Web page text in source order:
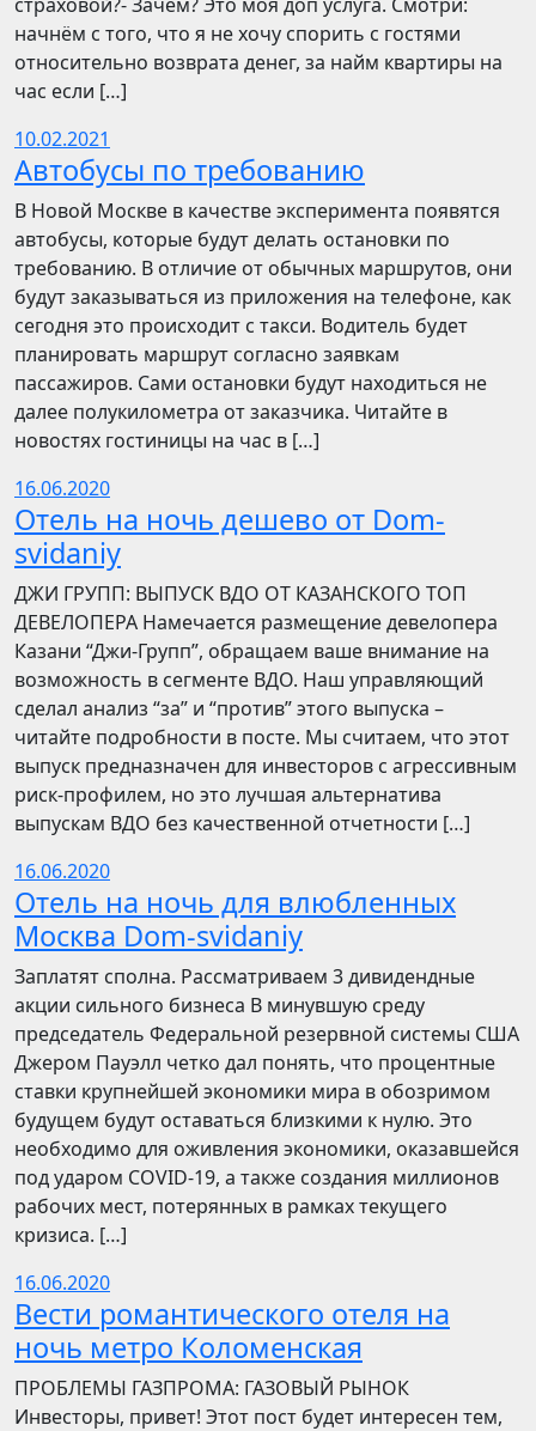
начнём с того, что я не хочу спорить с гостями
относительно возврата денег, за найм квартиры на
час если […]
10.02.2021
Автобусы по требованию
В Новой Москве в качестве эксперимента появятся
автобусы, которые будут делать остановки по
требованию. В отличие от обычных маршрутов, они
будут заказываться из приложения на телефоне, как
сегодня это происходит с такси. Водитель будет
планировать маршрут согласно заявкам
пассажиров. Сами остановки будут находиться не
далее полукилометра от заказчика. Читайте в
новостях гостиницы на час в […]
16.06.2020
Отель на ночь дешево от Dom-
svidaniy
​​ДЖИ ГРУПП: ВЫПУСК ВДО ОТ КАЗАНСКОГО ТОП
ДЕВЕЛОПЕРА Намечается размещение девелопера
Казани “Джи-Групп”, обращаем ваше внимание на
возможность в сегменте ВДО. Наш управляющий
сделал анализ “за” и “против” этого выпуска –
читайте подробности в посте. Мы считаем, что этот
выпуск предназначен для инвесторов с агрессивным
риск-профилем, но это лучшая альтернатива
выпускам ВДО без качественной отчетности […]
16.06.2020
Отель на ночь для влюбленных
Москва Dom-svidaniy
Заплатят сполна. Рассматриваем 3 дивидендные
акции сильного бизнеса В минувшую среду
председатель Федеральной резервной системы США
Джером Пауэлл четко дал понять, что процентные
ставки крупнейшей экономики мира в обозримом
будущем будут оставаться близкими к нулю. Это
необходимо для оживления экономики, оказавшейся
под ударом COVID-19, а также создания миллионов
рабочих мест, потерянных в рамках текущего
кризиса. […]
16.06.2020
Вести романтического отеля на
ночь метро Коломенская
ПРОБЛЕМЫ ГАЗПРОМА: ГАЗОВЫЙ РЫНОК
Инвесторы, привет! Этот пост будет интересен тем,